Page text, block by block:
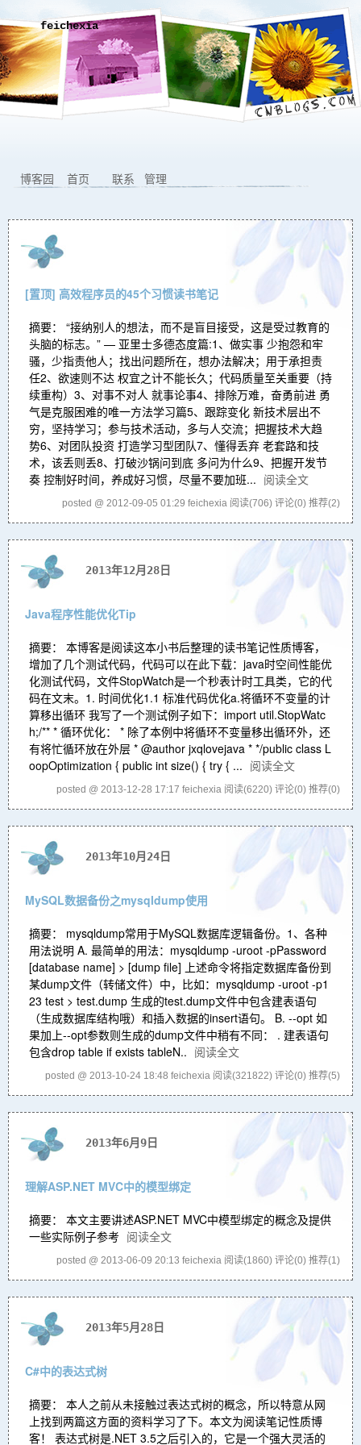
feichexia
博客园 首页 联系 管理
[置顶] 高效程序员的45个习惯读书笔记
摘要： “接纳别人的想法，而不是盲目接受，这是受过教育的
头脑的标志。” — 亚里士多德态度篇:1、做实事 少抱怨和牢
骚，少指责他人；找出问题所在，想办法解决；用于承担责
任2、欲速则不达 权宜之计不能长久；代码质量至关重要（持
续重构）3、对事不对人 就事论事4、排除万难，奋勇前进 勇
气是克服困难的唯一方法学习篇5、跟踪变化 新技术层出不
穷，坚持学习；参与技术活动，多与人交流；把握技术大趋
势6、对团队投资 打造学习型团队7、懂得丢弃 老套路和技
术，该丢则丢8、打破沙锅问到底 多问为什么9、把握开发节
奏 控制好时间，养成好习惯，尽量不要加班... 阅读全文
posted @ 2012-09-05 01:29 feichexia 阅读(706) 评论(0) 推荐(2)
2013年12月28日
Java程序性能优化Tip
摘要： 本博客是阅读这本小书后整理的读书笔记性质博客，
增加了几个测试代码，代码可以在此下载：java时空间性能优
化测试代码，文件StopWatch是一个秒表计时工具类，它的代
码在文末。1. 时间优化1.1 标准代码优化a.将循环不变量的计
算移出循环 我写了一个测试例子如下：import util.StopWatc
h;/** * 循环优化： * 除了本例中将循环不变量移出循环外，还
有将忙循环放在外层 * @author jxqlovejava * */public class L
oopOptimization { public int size() { try { ... 阅读全文
posted @ 2013-12-28 17:17 feichexia 阅读(6220) 评论(0) 推荐(0)
2013年10月24日
MySQL数据备份之mysqldump使用
摘要： mysqldump常用于MySQL数据库逻辑备份。1、各种
用法说明 A. 最简单的用法：mysqldump -uroot -pPassword
[database name] > [dump file] 上述命令将指定数据库备份到
某dump文件（转储文件）中，比如：mysqldump -uroot -p1
23 test > test.dump 生成的test.dump文件中包含建表语句
（生成数据库结构哦）和插入数据的insert语句。 B. --opt 如
果加上--opt参数则生成的dump文件中稍有不同： . 建表语句
包含drop table if exists tableN.. 阅读全文
posted @ 2013-10-24 18:48 feichexia 阅读(321822) 评论(0) 推荐(5)
2013年6月9日
理解ASP.NET MVC中的模型绑定
摘要： 本文主要讲述ASP.NET MVC中模型绑定的概念及提供
一些实际例子参考 阅读全文
posted @ 2013-06-09 20:13 feichexia 阅读(1860) 评论(0) 推荐(1)
2013年5月28日
C#中的表达式树
摘要： 本人之前从未接触过表达式树的概念，所以特意从网
上找到两篇这方面的资料学习了下。本文为阅读笔记性质博
客！ 表达式树是.NET 3.5之后引入的，它是一个强大灵活的